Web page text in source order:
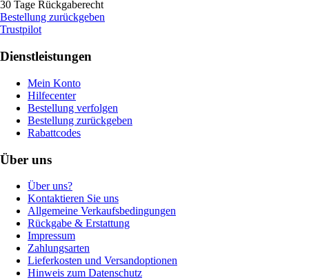
30 Tage Rückgaberecht
Bestellung zurückgeben
Trustpilot
Dienstleistungen
Mein Konto
Hilfecenter
Bestellung verfolgen
Bestellung zurückgeben
Rabattcodes
Über uns
Über uns?
Kontaktieren Sie uns
Allgemeine Verkaufsbedingungen
Rückgabe & Erstattung
Impressum
Zahlungsarten
Lieferkosten und Versandoptionen
Hinweis zum Datenschutz